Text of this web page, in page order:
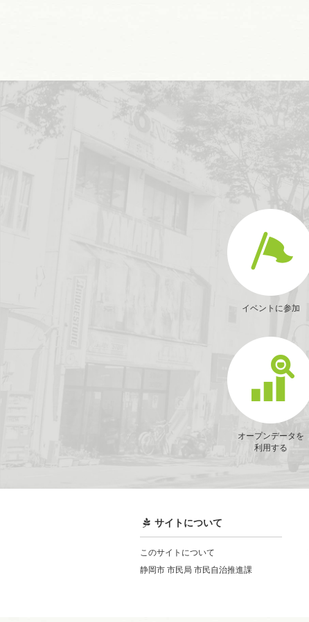
イベントに参加
オープンデータを
利用する
サイトについて
このサイトについて
静岡市 市民局 市民自治推進課